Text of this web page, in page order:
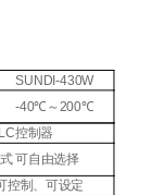
SUNDI-430W
-40℃～200℃
控制器
可自由选择
控制、可设定